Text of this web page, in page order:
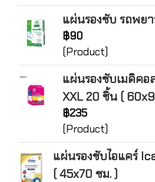
แผ่นรองซับ รถพย
฿90
(Product)
แผ่นรองซับเมดิค
XXL 20 ชิ้น (
฿235
(Product)
แผ่นรองซับไอแคร์
( 45x70 ซม. )